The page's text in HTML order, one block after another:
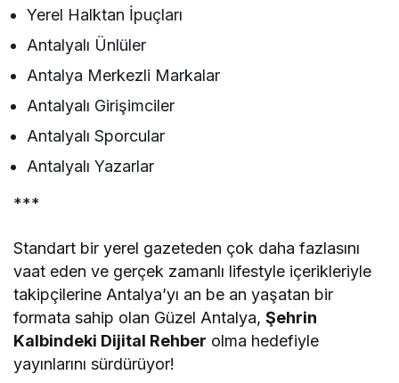
Yerel Halktan İpuçları
Antalyalı Ünlüler
Antalya Merkezli Markalar
Antalyalı Girişimciler
Antalyalı Sporcular
Antalyalı Yazarlar
***
Standart bir yerel gazeteden çok daha fazlasını
vaat eden ve gerçek zamanlı lifestyle içerikleriyle
takipçilerine Antalya’yı an be an yaşatan bir
formata sahip olan Güzel Antalya,Şehrin
Kalbindeki Dijital Rehber olma hedefiyle
yayınlarını sürdürüyor!